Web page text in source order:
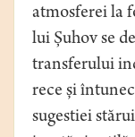
atmosferei la
lui Șuhov se
transferului
rece și
sugestiei